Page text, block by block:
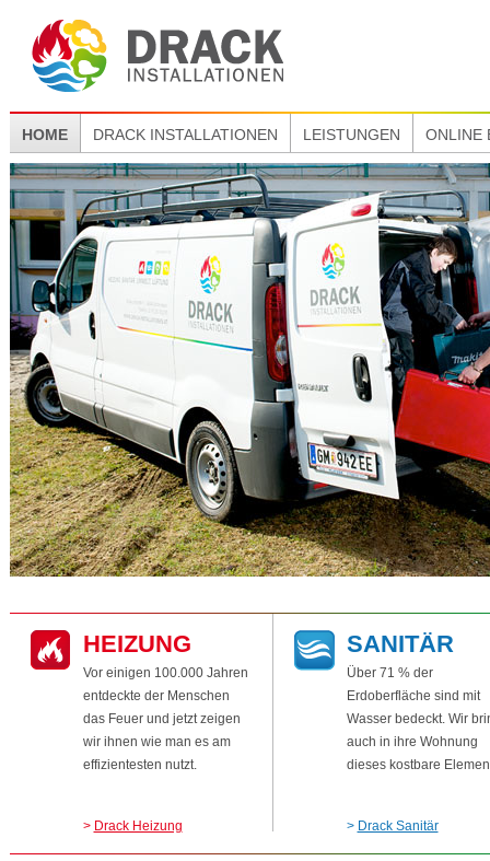
HOME DRACK INSTALLATIONEN LEISTUNGEN ONLINE
HEIZUNG
Vor einigen 100.000 Jahren
entdeckte der Menschen
das Feuer und jetzt zeigen
wir ihnen wie man es am
effizientesten nutzt.
> Drack Heizung
SANITÄR
Über 71 % der
Erdoberfläche sind mit
Wasser bedeckt. Wir
auch in ihre Wohnung
dieses kostbare
> Drack Sanitär